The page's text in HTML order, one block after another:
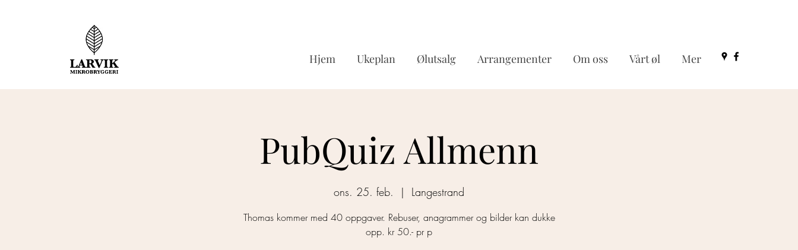
Hjem Ukeplan Ølutsalg Arrangementer Om oss Vårt øl Mer
PubQuiz Allmenn
ons. 25. feb.
  |
Langestrand
Thomas kommer med 40 oppgaver. Rebuser, anagrammer og bilder kan dukke
opp. kr 50.- pr p